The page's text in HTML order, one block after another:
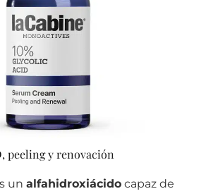
peeling y renovación
un alfahidroxiácido capaz de